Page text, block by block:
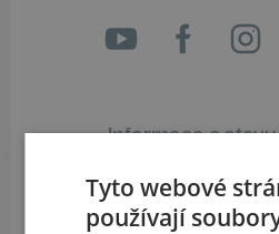
Informace o
+420 461
Tyto webové
používají